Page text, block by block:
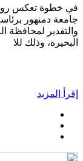
في خطوة تعكس روح
جامعة دمنهور
والتقدير لمحافظة
البحيرة، وذلك للا
إقرأ المزيد